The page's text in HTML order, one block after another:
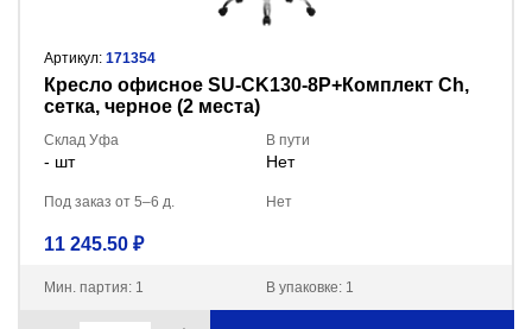
Артикул: 171354
Кресло офисное SU-CK130-8P+Комплект Сh,
сетка, черное (2 места)
Склад Уфа
- шт
В пути
Нет
Под заказ от 5–6 д. Нет
11 245.50 ₽
Мин. партия: 1 В упаковке: 1